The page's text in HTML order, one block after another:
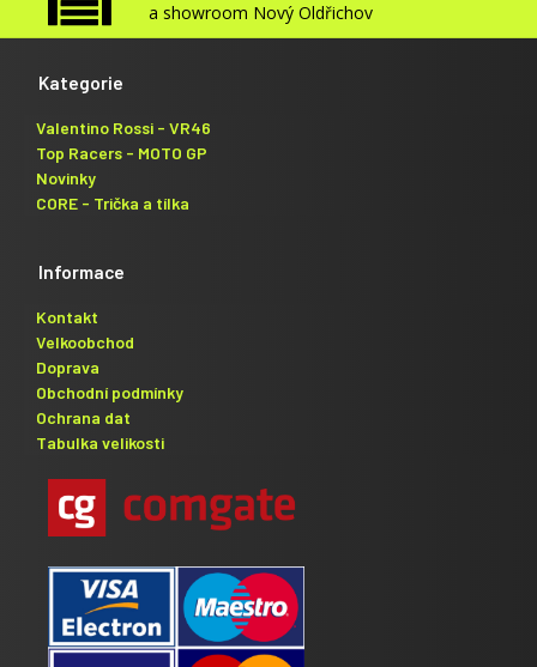
a showroom Nový Oldřichov
Kategorie
Valentino Rossi - VR46
Top Racers - MOTO GP
Novinky
CORE - Trička a tílka
Informace
Kontakt
Velkoobchod
Doprava
Obchodní podmínky
Ochrana dat
Tabulka velikosti